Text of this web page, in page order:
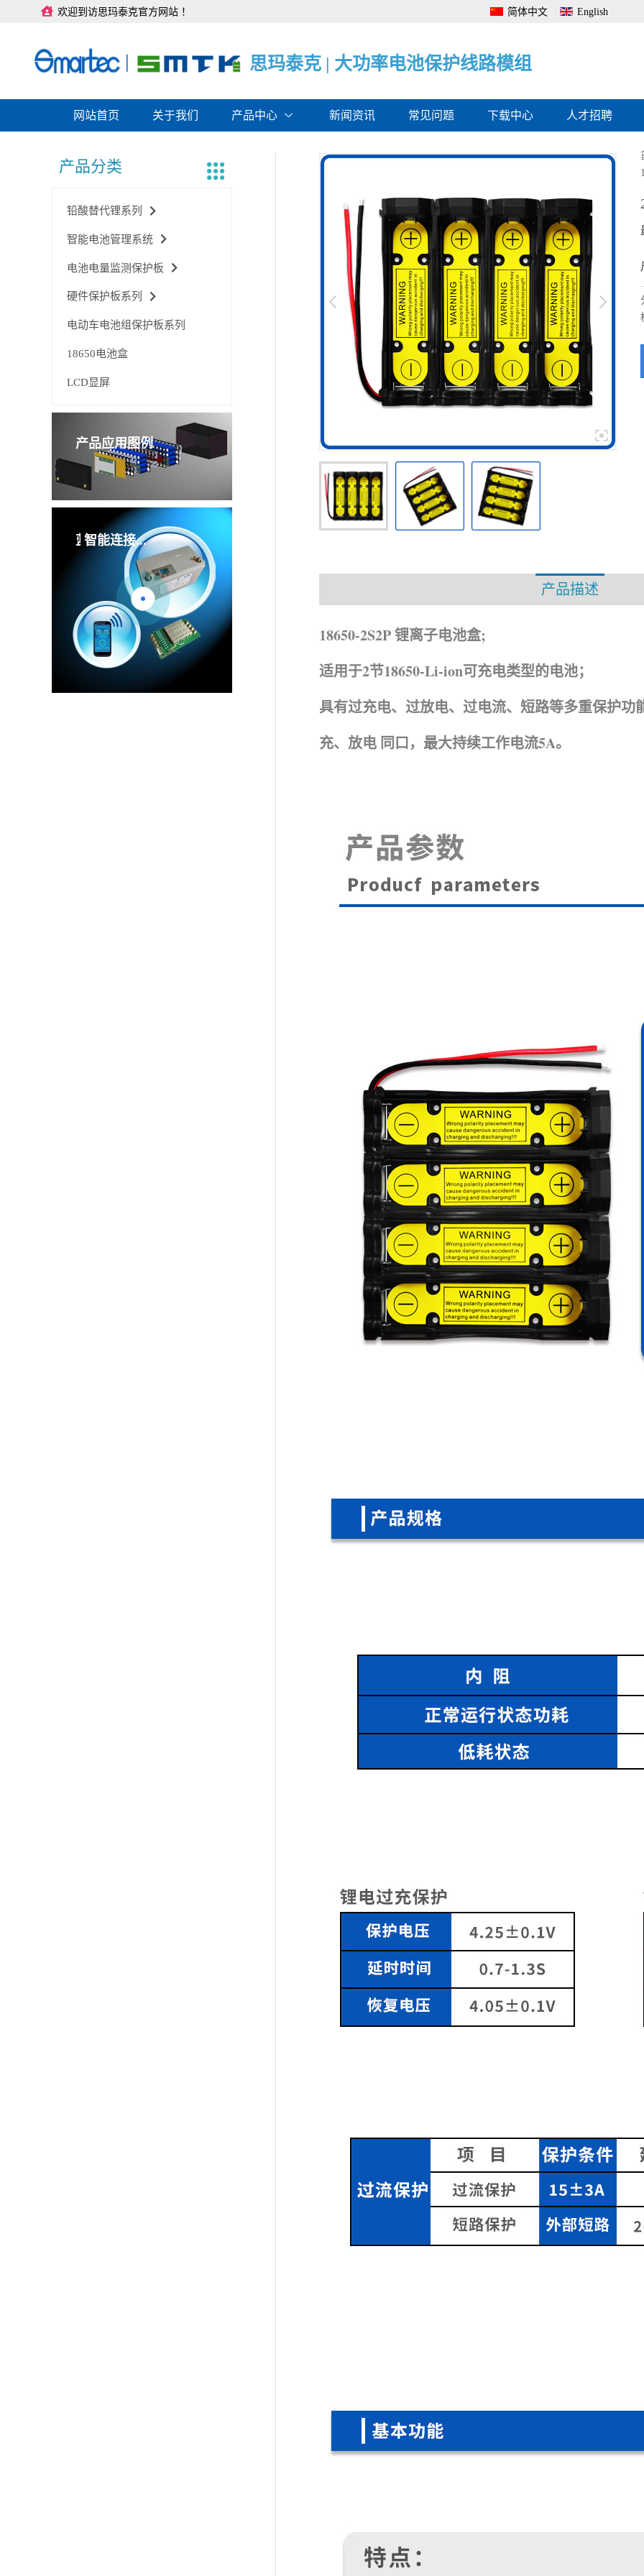
欢迎到访思玛泰克官方网站 ！ 简体中文 English
思玛泰克 | 电池管理系统全面解决方
思玛泰克 | 大功率电池保护线路模组
思玛泰克 | 电池电量监测保护板
网站首页 关于我们 产品中心 新闻资讯 常见问题 下载中心 人才招聘
产品分类
铅酸替代锂系列
智能电池管理系统
电池电量监测保护板
硬件保护板系列
电动车电池组保护板系列
18650电池盒
LCD显屏
产品应用图例
管理板 智能连接...
产品描述
18650-2S2P 锂离子电池盒;
适用于2节18650-Li-ion可充电类型的电池；
具有过充电、过放电、过电流、短路等多重保护功
充、放电 同口，最大持续工作电流5A。